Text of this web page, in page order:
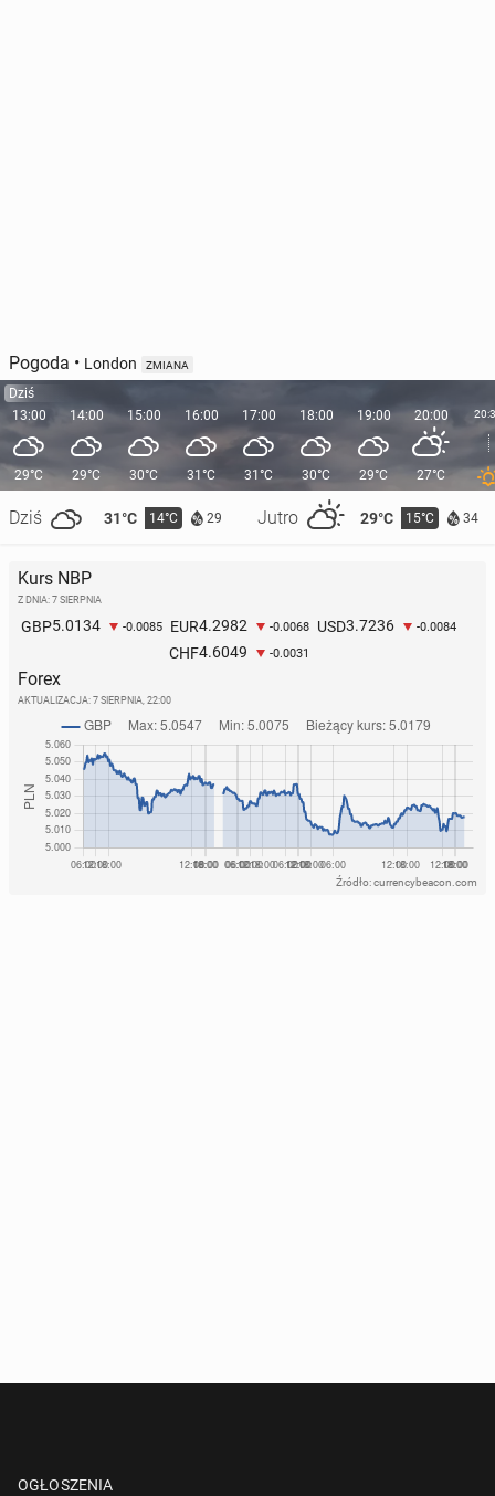
Pogoda • London ZMIANA
Dziś
13:00
29°C
Dziś 31°C 14°C 29 Jutro 29°C 15°C 34
14:00
29°C
15:00
30°C
16:00
31°C
17:00
31°C
18:00
30°C
19:00
29°C
20:00
27°C
Kurs NBP
Z DNIA: 7 SIERPNIA
GBP5.0134 -0.0085 EUR4.2982 -0.0068 USD3.7236 -0.0084
CHF4.6049 -0.0031
Forex
AKTUALIZACJA: 7 SIERPNIA, 22:00
Źródło: currencybeacon.com
OGŁOSZENIA